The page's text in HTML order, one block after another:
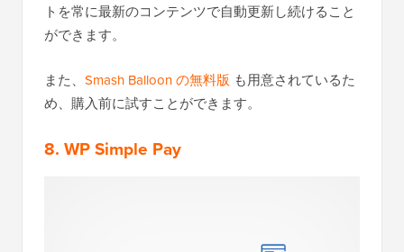
トを常に最新のコンテンツで自動更新し続けること
ができます。
また、 Smash Balloon の無料版 も用意されているた
め、購入前に試すことができます。
8. WP Simple Pay